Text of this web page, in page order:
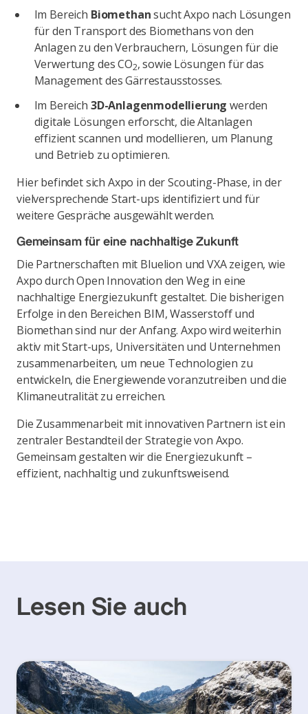
Im Bereich Biomethansucht Axpo nach Lösungen
für den Transport des Biomethans von den
Anlagen zu den Verbrauchern, Lösungen für die
Verwertung des CO2, sowie Lösungen für das
Management des Gärrestausstosses.
Im Bereich 3D-Anlagenmodellierung werden
digitale Lösungen erforscht, die Altanlagen
effizient scannen und modellieren, um Planung
und Betrieb zu optimieren.
Hier befindet sich Axpo in der Scouting-Phase, in der
vielversprechende Start-ups identifiziert und für
weitere Gespräche ausgewählt werden.
Gemeinsam für eine nachhaltige Zukunft
Die Partnerschaften mit Bluelion und VXA zeigen, wie
Axpo durch Open Innovation den Weg in eine
nachhaltige Energiezukunft gestaltet. Die bisherigen
Erfolge in den Bereichen BIM, Wasserstoff und
Biomethan sind nur der Anfang. Axpo wird weiterhin
aktiv mit Start-ups, Universitäten und Unternehmen
zusammenarbeiten, um neue Technologien zu
entwickeln, die Energiewende voranzutreiben und die
Klimaneutralität zu erreichen.
Die Zusammenarbeit mit innovativen Partnern ist ein
zentraler Bestandteil der Strategie von Axpo.
Gemeinsam gestalten wir die Energiezukunft –
effizient, nachhaltig und zukunftsweisend.
Lesen Sie auch